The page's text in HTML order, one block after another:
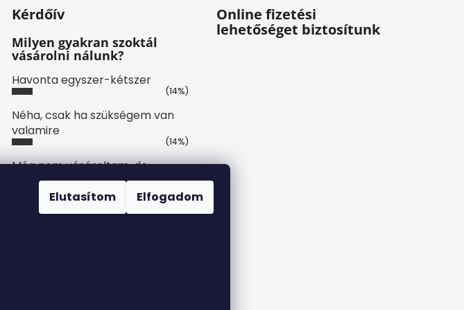
Elutasítom Elfogadom
e
m
e
Kérdőív
Milyen gyakran szoktál
vásárolni nálunk?
Havonta egyszer-kétszer
(14%)
Néha, csak ha szükségem van
valamire
(14%)
Még nem vásároltam, de
tervezek
(43%)
Nem akarok itt vásárolni.
Online fizetési
lehetőséget biztosítunk